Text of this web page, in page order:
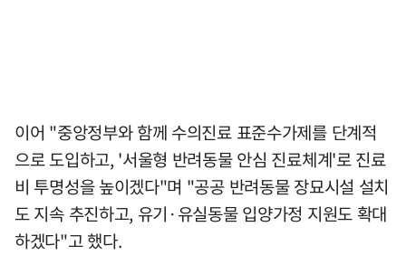
이어 "중앙정부와 함께 수의진료 표준수가제를 단계적
으로 도입하고, '서울형 반려동물 안심 진료체계'로 진료
비 투명성을 높이겠다"며 "공공 반려동물 장묘시설 설치
도 지속 추진하고, 유기·유실동물 입양가정 지원도 확대
하겠다"고 했다.